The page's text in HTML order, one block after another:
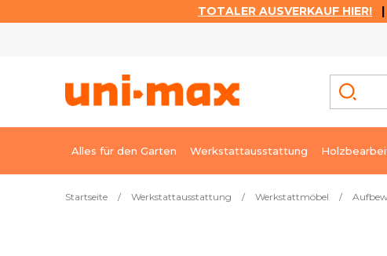
TOTALER AUSVERKAUF HIER! |
Alles für den Garten Werkstattausstattung
Startseite / Werkstattausstattung / Werkstattmöbel /